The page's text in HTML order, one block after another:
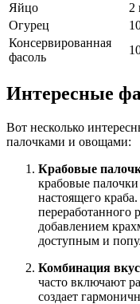
Яйцо
2
Огурец
Консервированная
фасоль
Интересные
Вот несколько
палочками и овощами:
Крабовые
крабовые
настоящего
переработанного
добавлением
доступным и
Комбинация
часто включают
создает